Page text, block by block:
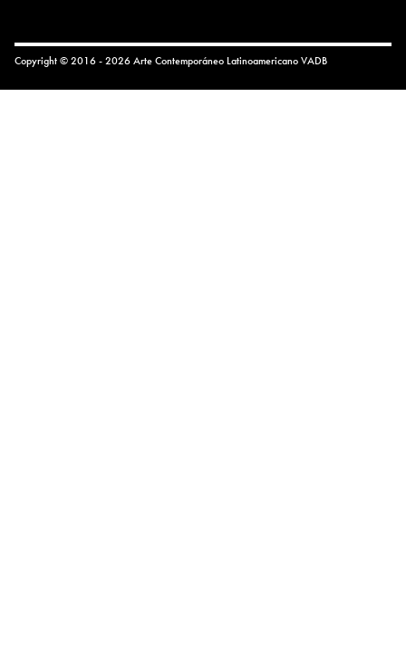
Copyright © 2016 - 2026 Arte Contemporáneo LatinoamericanoVADB